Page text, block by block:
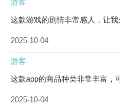
游客
这款游戏的剧情非常感人，让我
2025-10-04
游客
这款app的商品种类非常丰富，
2025-10-04